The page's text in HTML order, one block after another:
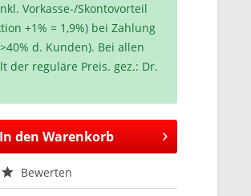
Vorkasse-/Skontovorteil
+1% = 1,9%) bei Zahlung
d. Kunden). Bei allen
der reguläre Preis. gez.: Dr.
In den Warenkorb
Bewerten